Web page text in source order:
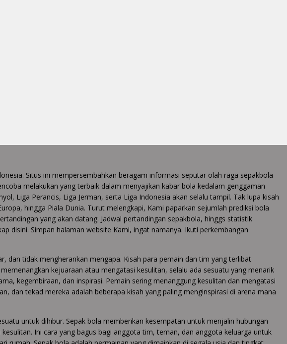
Situs ini mempersembahkan beragam informasi seputar olah raga sepakbola
melakukan yang terbaik dalam menyajikan kabar bola kedalam genggaman
Liga Perancis, Liga Jerman, serta Liga Indonesia akan selalu tampil. Tak lupa kisah
hingga Piala Dunia. Turut melengkapi, Kami paparkan sejumlah prediksi bola
yang akan datang. Jadwal pertandingan sepakbola, hinggs statistik
disini. Simpan halaman website Kami, ingat namanya. Ikuti perkembangan
dan tidak mengherankan mengapa. Kisah para pemain dan tim yang terlibat
kejuaraan atau mengatasi kesulitan, selalu ada sesuatu yang menarik
kegembiraan, dan inspirasi. Pemain sering menanggung kesulitan dan mengatasi
dan tekad mereka adalah beberapa kisah yang paling menginspirasi di arena mana
untuk dihibur. Sepak bola memberikan kesempatan untuk menjalin hubungan
Ini cara yang bagus bagi anggota tim, teman, dan anggota keluarga untuk